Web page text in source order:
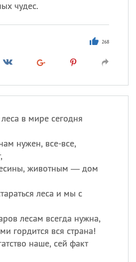
чудес.
268
в мире сегодня
нужен, все-все,
животным — дом
леса и мы с
лесам всегда нужна,
гордится вся страна!
наше, сей факт